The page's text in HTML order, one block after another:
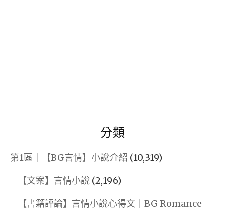
分類
第1區｜【BG言情】小說介紹 (10,319)
【文案】言情小說 (2,196)
【書籍評論】言情小說心得文｜BG Romance